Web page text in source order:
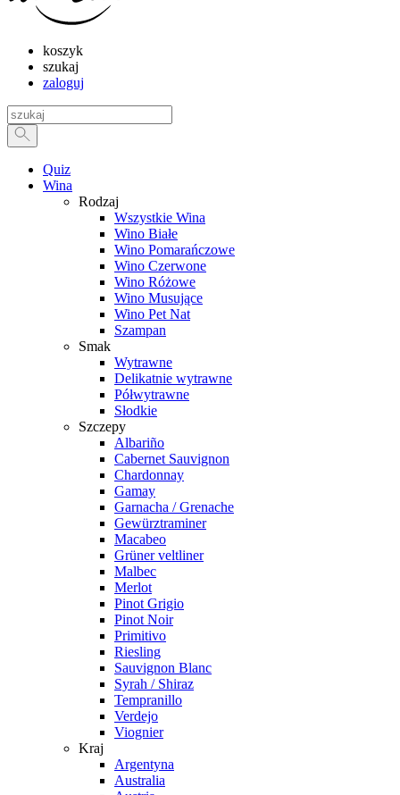
koszyk
szukaj
zaloguj
Quiz
Wina
Rodzaj
Wszystkie Wina
Wino Białe
Wino Pomarańczowe
Wino Czerwone
Wino Różowe
Wino Musujące
Wino Pet Nat
Szampan
Smak
Wytrawne
Delikatnie wytrawne
Półwytrawne
Słodkie
Szczepy
Albariño
Cabernet Sauvignon
Chardonnay
Gamay
Garnacha / Grenache
Gewürztraminer
Macabeo
Grüner veltliner
Malbec
Merlot
Pinot Grigio
Pinot Noir
Primitivo
Riesling
Sauvignon Blanc
Syrah / Shiraz
Tempranillo
Verdejo
Viognier
Kraj
Argentyna
Australia